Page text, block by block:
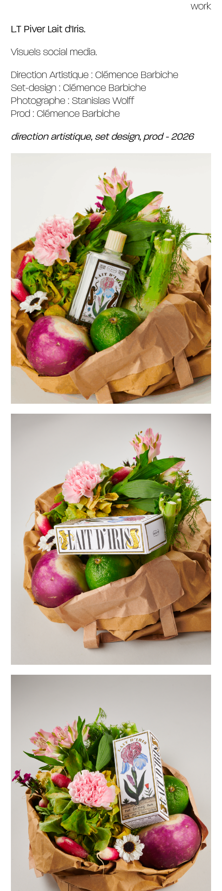
L.T Piver Lait d’Iris
Libertine Blends
ingrédients
Joone
textures cosmétiques
Libertine Blends
L.T Piver Parfum
Maif Social Club Noël
L.T Piver
Bonjout
textures IA
Gaspard Cottance
Laneige
Osée
Nuoro
Loewe
Women in Olympics,
Paris 2024
Collection Platinium
Botox Cheveux
Madame La Présidente
work
L.T Piver Lait d'Iris.
Visuels social media.
Direction Artistique : Clémence Barbiche
Set-design : Clémence Barbiche
Photographe :Stanislas Wolff
Prod : Clémence Barbiche
direction artistique, set design, prod - 2026